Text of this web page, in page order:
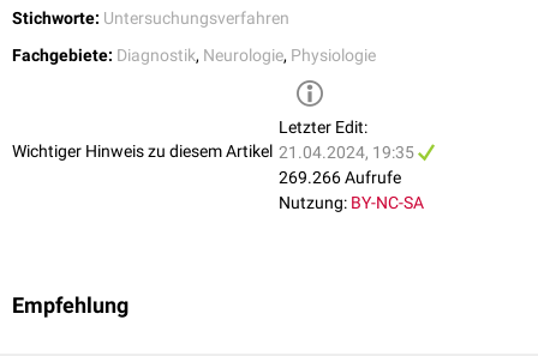
Stichworte: Untersuchungsverfahren
Fachgebiete: Diagnostik, Neurologie, Physiologie
Wichtiger Hinweis zu diesem Artikel
Letzter Edit:
21.04.2024, 19:35
269.266 Aufrufe
Nutzung: BY-NC-SA
Empfehlung